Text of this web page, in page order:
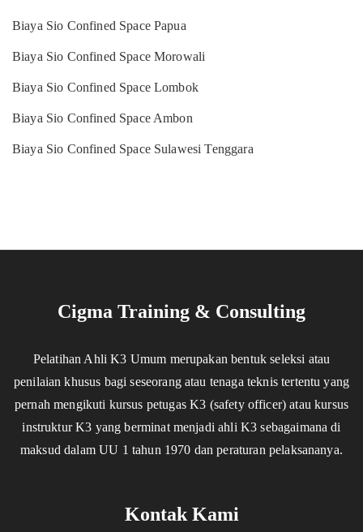
Biaya Sio Confined Space Papua
Biaya Sio Confined Space Morowali
Biaya Sio Confined Space Lombok
Biaya Sio Confined Space Ambon
Biaya Sio Confined Space Sulawesi Tenggara
Cigma Training & Consulting
Pelatihan Ahli K3 Umum merupakan bentuk seleksi atau
penilaian khusus bagi seseorang atau tenaga teknis tertentu yang
pernah mengikuti kursus petugas K3 (safety officer) atau kursus
instruktur K3 yang berminat menjadi ahli K3 sebagaimana di
maksud dalam UU 1 tahun 1970 dan peraturan pelaksananya.
Kontak Kami